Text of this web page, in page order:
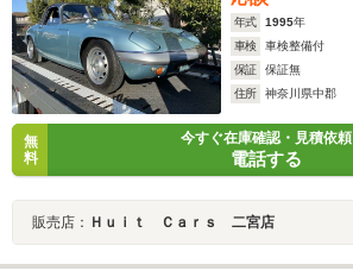
年式 1995年
車検
車検整備付
保証
保証無
住所
神奈川県中郡
無
料
今すぐ在庫確認・見積依頼
電話する
販売店： Ｈｕｉｔ Ｃａｒｓ 二宮店